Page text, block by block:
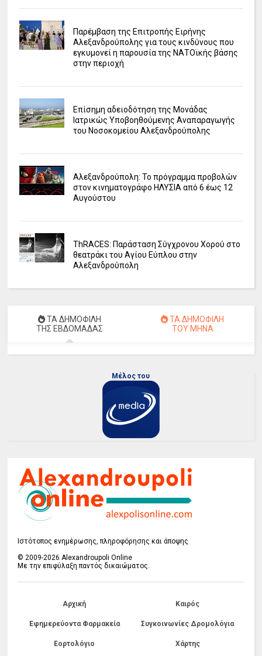
Παρέμβαση της Επιτροπής Ειρήνης
Αλεξανδρούπολης για τους κινδύνους που
εγκυμονεί η παρουσία της ΝΑΤΟϊκής βάσης
στην περιοχή
Επίσημη αδειοδότηση της Μονάδας
Ιατρικώς Υποβοηθούμενης Αναπαραγωγής
του Νοσοκομείου Αλεξανδρούπολης
Αλεξανδρούπολη: Το πρόγραμμα προβολών
στον κινηματογράφο ΗΛΥΣΙΑ από 6 έως 12
Αυγούστου
ΤhRACES: Παράσταση Σύγχρονου Χορού στο
θεατράκι του Αγίου Εύπλου στην
Αλεξανδρούπολη
ΤΑ ΔΗΜΟΦΙΛΗ
ΤΗΣ ΕΒΔΟΜΑΔΑΣ
ΤΑ ΔΗΜΟΦΙΛΗ
ΤΟΥ ΜΗΝΑ
Μέλος του
Ιστότοπος ενημέρωσης, πληροφόρησης και άποψης
© 2009-2026 Alexandroupoli Online
Με την επιφύλαξη παντός δικαιώματος.
Αρχική Καιρός
Εφημερεύοντα Φαρμακεία Συγκοινωνίες Δρομολόγια
Εορτολόγιο Χάρτης